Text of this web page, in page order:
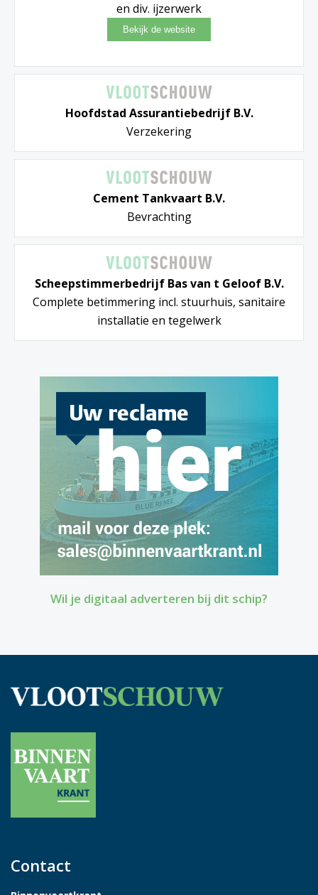
en div. ijzerwerk
Hoofdstad Assurantiebedrijf B.V.
Verzekering
Cement Tankvaart B.V.
Bevrachting
Scheepstimmerbedrijf Bas van t Geloof B.V.
Complete betimmering incl. stuurhuis, sanitaire
installatie en tegelwerk
Wil je digitaal adverteren bij dit schip?
Contact